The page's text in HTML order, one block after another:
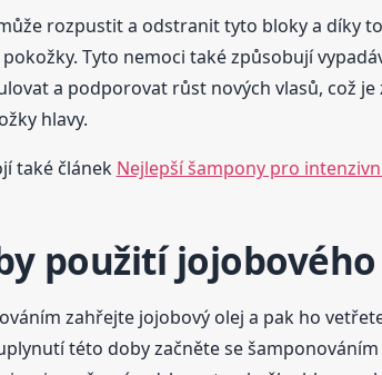
rozpustit a odstranit tyto bloky a díky
Tyto nemoci také způsobují
a podporovat růst nových vlasů, což
hlavy.
také článek Nejlepší šampony pro
použití
zahřejte jojobový olej a pak ho
této doby začněte se